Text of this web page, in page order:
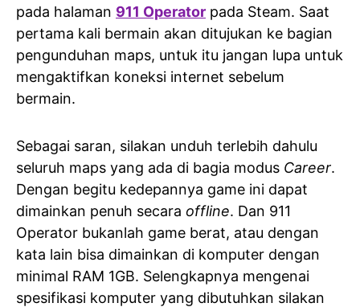
pada halaman 911 Operator pada Steam. Saat
pertama kali bermain akan ditujukan ke bagian
pengunduhan maps, untuk itu jangan lupa untuk
mengaktifkan koneksi internet sebelum
bermain.
Sebagai saran, silakan unduh terlebih dahulu
seluruh maps yang ada di bagia modus Career.
Dengan begitu kedepannya game ini dapat
dimainkan penuh secara offline. Dan 911
Operator bukanlah game berat, atau dengan
kata lain bisa dimainkan di komputer dengan
minimal RAM 1GB. Selengkapnya mengenai
spesifikasi komputer yang dibutuhkan silakan